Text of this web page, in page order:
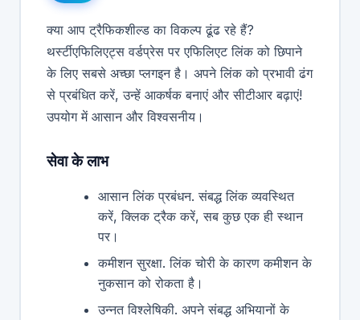
क्या आप ट्रैफिकशील्ड का विकल्प ढूंढ रहे हैं?
थर्स्टीएफिलिएट्स वर्डप्रेस पर एफिलिएट लिंक को छिपाने
के लिए सबसे अच्छा प्लगइन है। अपने लिंक को प्रभावी ढंग
से प्रबंधित करें, उन्हें आकर्षक बनाएं और सीटीआर बढ़ाएं!
उपयोग में आसान और विश्वसनीय।
सेवा के लाभ
आसान लिंक प्रबंधन. संबद्ध लिंक व्यवस्थित
करें, क्लिक ट्रैक करें, सब कुछ एक ही स्थान
पर।
कमीशन सुरक्षा. लिंक चोरी के कारण कमीशन के
नुकसान को रोकता है।
उन्नत विश्लेषिकी. अपने संबद्ध अभियानों के